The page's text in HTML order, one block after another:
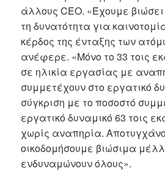
άλλους CEO. «Έχουμε
τη δυνατότητα για
κέρδος της ένταξης των
ανέφερε. «Μόνο το 33 τοις
σε ηλικία εργασίας με
συμμετέχουν στο εργατικό
σύγκριση με το ποσοστό
εργατικό δυναμικό 63 τοις
χωρίς αναπηρία.
οικοδομήσουμε βιώσιμα
ενδυναμώνουν όλους».